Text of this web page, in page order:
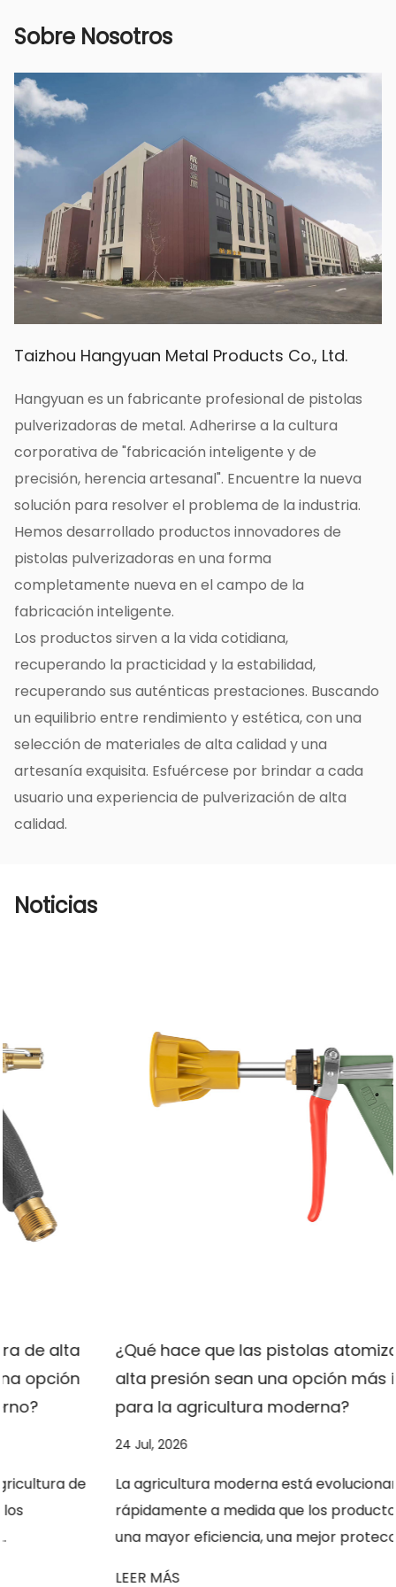
cooperación a largo plazo con usted.
Sobre Nosotros
Taizhou Hangyuan Metal Products Co., Ltd.
Hangyuan es un fabricante profesional de pistolas
pulverizadoras de metal. Adherirse a la cultura
corporativa de "fabricación inteligente y de
precisión, herencia artesanal". Encuentre la nueva
solución para resolver el problema de la industria.
Hemos desarrollado productos innovadores de
pistolas pulverizadoras en una forma
completamente nueva en el campo de la
fabricación inteligente.
Los productos sirven a la vida cotidiana,
recuperando la practicidad y la estabilidad,
recuperando sus auténticas prestaciones. Buscando
un equilibrio entre rendimiento y estética, con una
selección de materiales de alta calidad y una
artesanía exquisita. Esfuércese por brindar a cada
usuario una experiencia de pulverización de alta
calidad.
Noticias
¿Qué hace que las pistolas atomizadoras de
alta presión sean una opción más inteligente
para la agricultura moderna?
La agricultura moderna está evolucionando
rápidamente a medida que los productores buscan
una mayor eficiencia, una mejor protección de l...